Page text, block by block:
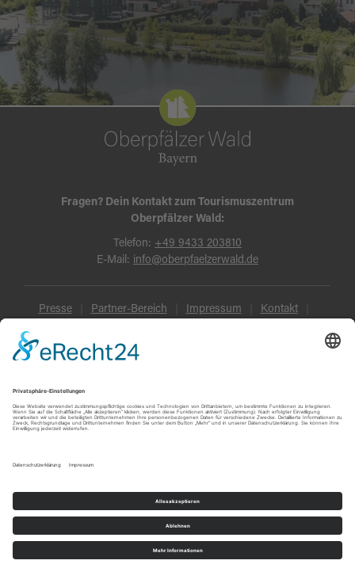
Fragen? Dein Kontakt zum Tourismuszentrum
Oberpfälzer Wald:
Telefon: +49 9433 203810
E-Mail: info@oberpfaelzerwald.de
Presse Partner-Bereich Impressum Kontakt
Datenschutz
© Oberpfälzer Wald 2026